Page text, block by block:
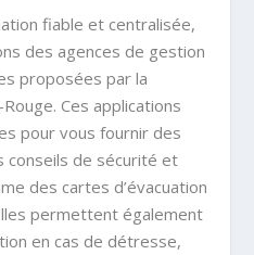
fiable et centralisée,
des agences de gestion
proposées par la
Ces applications
pour vous fournir des
conseils de sécurité et
des cartes d’évacuation
permettent également
en cas de détresse,